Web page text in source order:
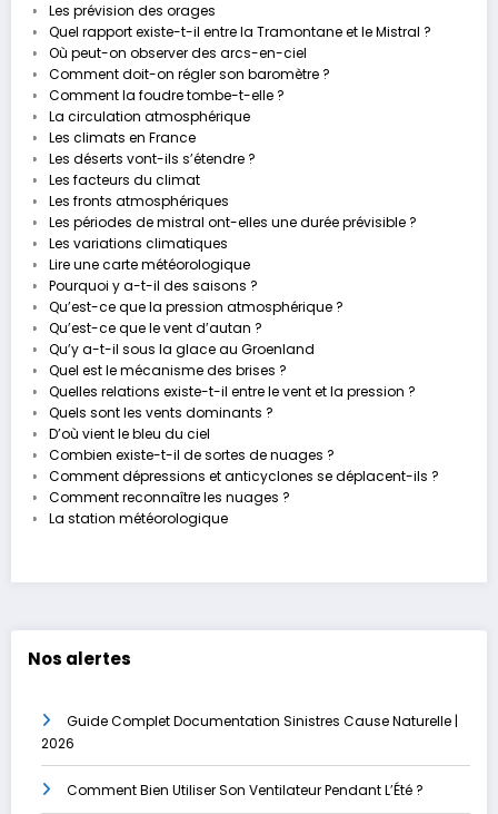
Les prévision des orages
Quel rapport existe-t-il entre la Tramontane et le Mistral ?
Où peut-on observer des arcs-en-ciel
Comment doit-on régler son baromètre ?
Comment la foudre tombe-t-elle ?
La circulation atmosphérique
Les climats en France
Les déserts vont-ils s’étendre ?
Les facteurs du climat
Les fronts atmosphériques
Les périodes de mistral ont-elles une durée prévisible ?
Les variations climatiques
Lire une carte météorologique
Pourquoi y a-t-il des saisons ?
Qu’est-ce que la pression atmosphérique ?
Qu’est-ce que le vent d’autan ?
Qu’y a-t-il sous la glace au Groenland
Quel est le mécanisme des brises ?
Quelles relations existe-t-il entre le vent et la pression ?
Quels sont les vents dominants ?
D’où vient le bleu du ciel
Combien existe-t-il de sortes de nuages ?
Comment dépressions et anticyclones se déplacent-ils ?
Comment reconnaître les nuages ?
La station météorologique
Nos alertes
Guide Complet Documentation Sinistres Cause Naturelle |
2026
Comment Bien Utiliser Son Ventilateur Pendant L’Été ?